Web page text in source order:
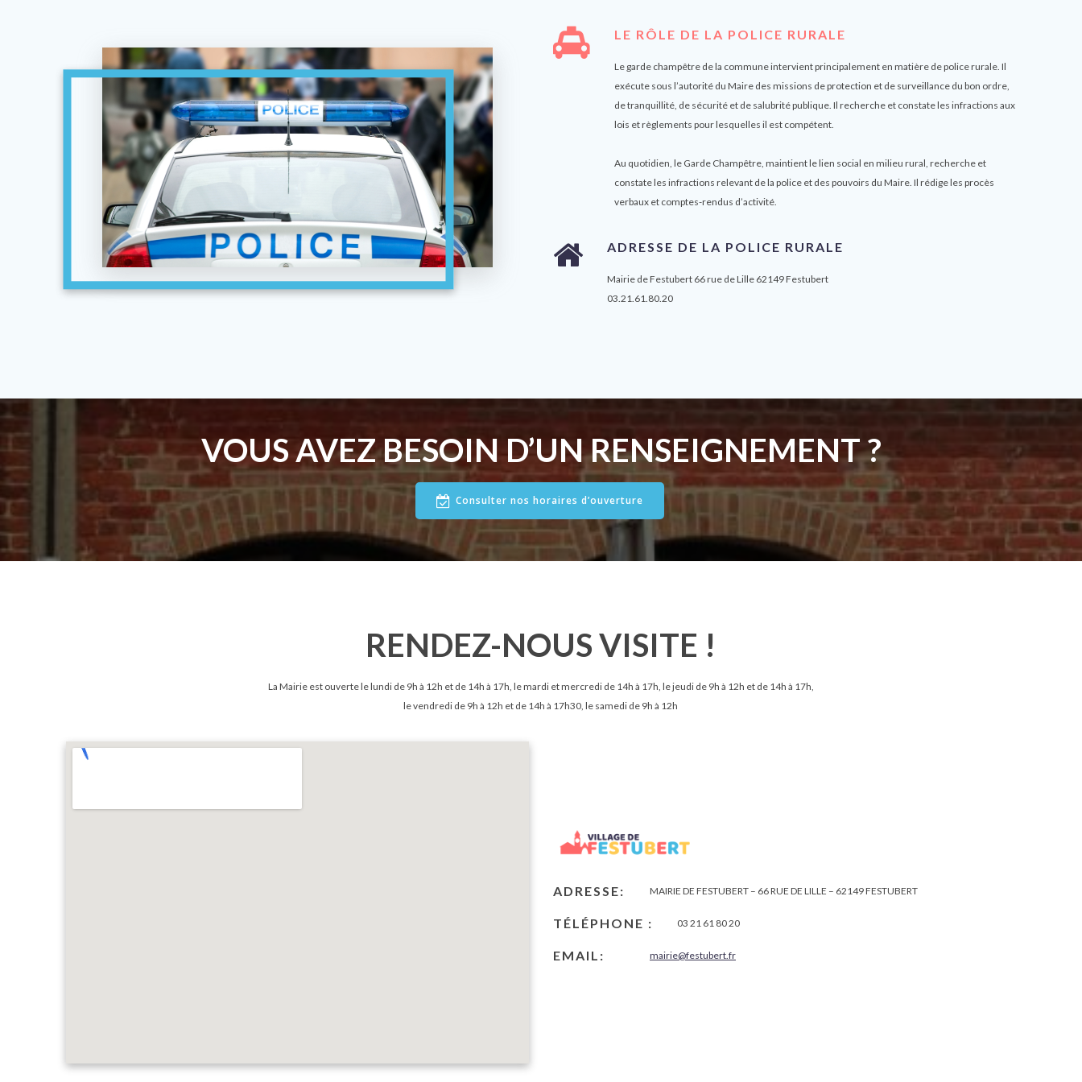
LE RÔLE DE LA POLICE RURALE
Le garde champêtre de la commune intervient principalement en matière de police rurale. Il
exécute sous l’autorité du Maire des missions de protection et de surveillance du bon ordre,
de tranquillité, de sécurité et de salubrité publique. Il recherche et constate les infractions aux
lois et règlements pour lesquelles il est compétent.
Au quotidien, le Garde Champêtre, maintient le lien social en milieu rural, recherche et
constate les infractions relevant de la police et des pouvoirs du Maire. Il rédige les procès
verbaux et comptes-rendus d’activité.
ADRESSE DE LA POLICE RURALE
Mairie de Festubert 66 rue de Lille 62149 Festubert
03.21.61.80.20
VOUS AVEZ BESOIN D’UN RENSEIGNEMENT ?
Consulter nos horaires d’ouverture
RENDEZ-NOUS VISITE !
La Mairie est ouverte le lundi de 9h à 12h et de 14h à 17h, le mardi et mercredi de 14h à 17h, le jeudi de 9h à 12h et de 14h à 17h,
le vendredi de 9h à 12h et de 14h à 17h30, le samedi de 9h à 12h
ADRESSE: MAIRIE DE FESTUBERT – 66 RUE DE LILLE – 62149 FESTUBERT
TÉLÉPHONE : 03 21 61 80 20
EMAIL: mairie@festubert.fr